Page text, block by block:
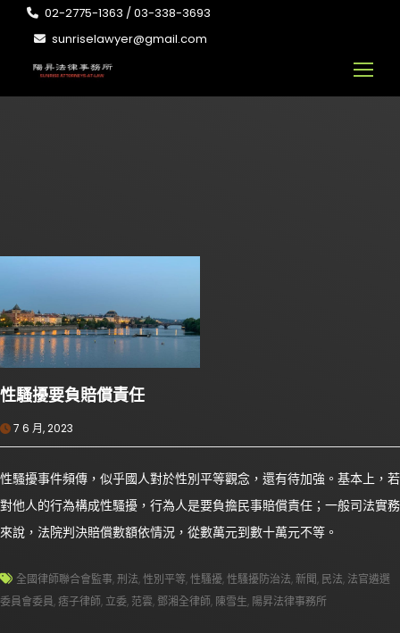
02-2775-1363 / 03-338-3693
sunriselawyer@gmail.com
性騷擾要負賠償責任
7 6 月, 2023
性騷擾事件頻傳，似乎國人對於性別平等觀念，還有待加強。基本上，若
對他人的行為構成性騷擾，行為人是要負擔民事賠償責任；一般司法實務
來說，法院判決賠償數額依情況，從數萬元到數十萬元不等。
全國律師聯合會監事,刑法,性別平等,性騷擾,性騷擾防治法,新聞, 民法, 法官遴選
委員會委員 ,痞子律師,立委, 范雲, 鄧湘全律師, 陳雪生, 陽昇法律事務所